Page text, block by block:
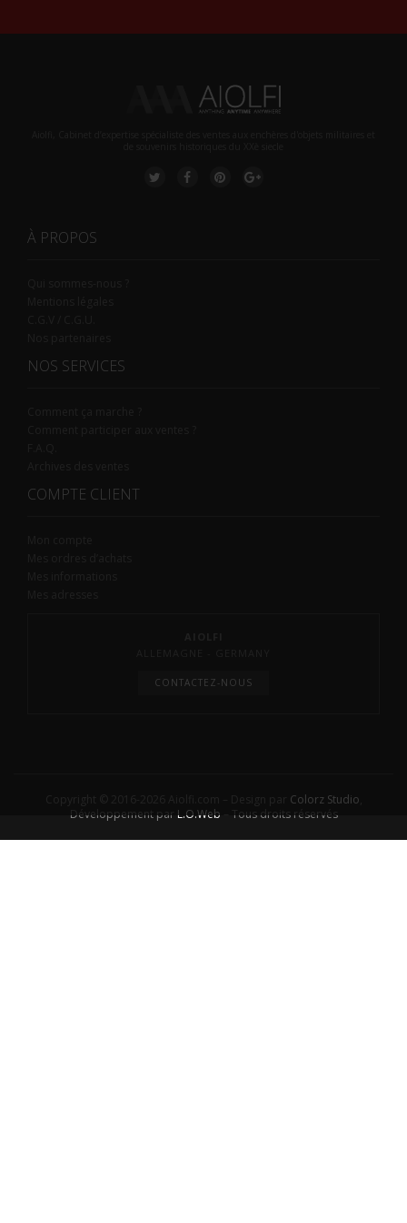
À PROPOS
NOS SERVICES
COMPTE CLIENT
CONTACTEZ-NOUS
Colorz Studio
Développement par L.O.Web – Tous droits réservés